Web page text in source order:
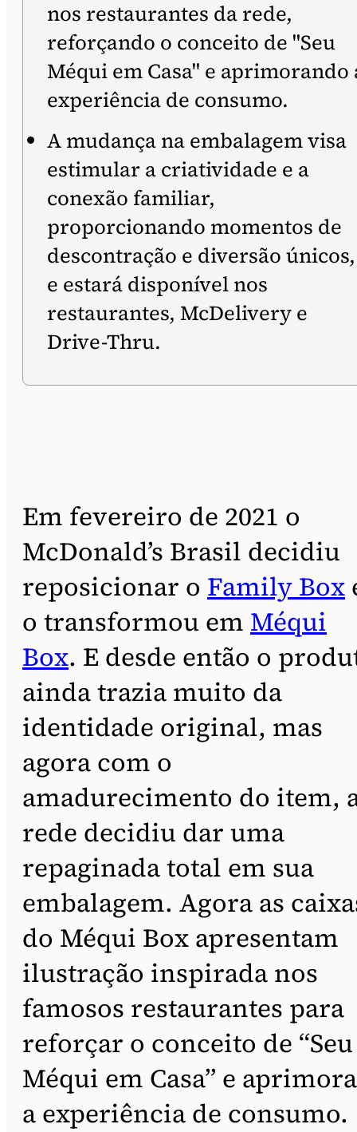
nos restaurantes da rede,
reforçando o conceito de "Seu
Méqui em Casa" e aprimorando
experiência de consumo.
A mudança na embalagem visa
estimular a criatividade e a
conexão familiar,
proporcionando momentos de
descontração e diversão únicos,
e estará disponível nos
restaurantes, McDelivery e
Drive-Thru.
Em fevereiro de 2021 o
McDonald’s Brasil decidiu
reposicionar o Family Box
o transformou em Méqui
Box. E desde então o
ainda trazia muito da
identidade original, mas
agora com o
amadurecimento do item,
rede decidiu dar uma
repaginada total em sua
embalagem. Agora as
do Méqui Box apresentam
ilustração inspirada nos
famosos restaurantes para
reforçar o conceito de “Seu
Méqui em Casa” e
a experiência de consumo.